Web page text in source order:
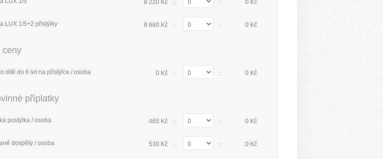
8 220 Kč 0 Kč
LUX 1/5+2 přistýlky 8 660 Kč 0 Kč
ceny
dítě do 6 let na přistýlce / osoba 0 Kč 0 Kč
příplatky
postýlka / osoba 465 Kč 0 Kč
dospělý / osoba 530 Kč 0 Kč